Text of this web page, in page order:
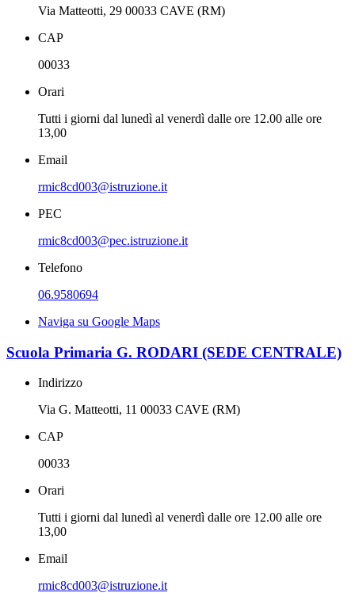
Via Matteotti, 29 00033 CAVE (RM)
CAP
00033
Orari
Tutti i giorni dal lunedì al venerdì dalle ore 12.00 alle ore
13,00
Email
rmic8cd003@istruzione.it
PEC
rmic8cd003@pec.istruzione.it
Telefono
06.9580694
Naviga su Google Maps
Scuola Primaria G. RODARI (SEDE CENTRALE)
Indirizzo
Via G. Matteotti, 11 00033 CAVE (RM)
CAP
00033
Orari
Tutti i giorni dal lunedì al venerdì dalle ore 12.00 alle ore
13,00
Email
rmic8cd003@istruzione.it